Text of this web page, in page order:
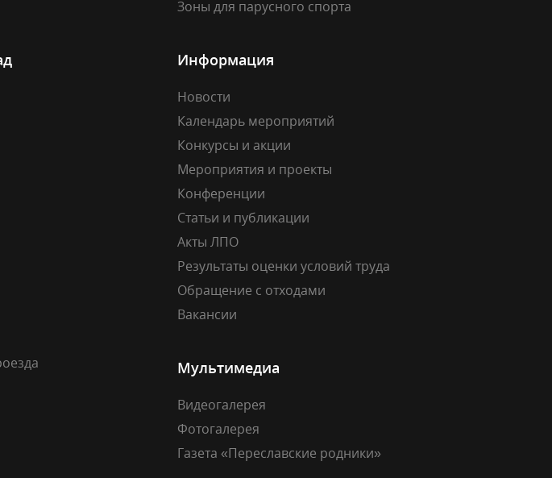
Зоны для парусного спорта
Информация
Новости
Календарь мероприятий
Конкурсы и акции
Мероприятия и проекты
Конференции
Статьи и публикации
Акты ЛПО
Результаты оценки условий труда
Обращение с отходами
Вакансии
Мультимедиа
Видеогалерея
Фотогалерея
Газета «Переславские родники»